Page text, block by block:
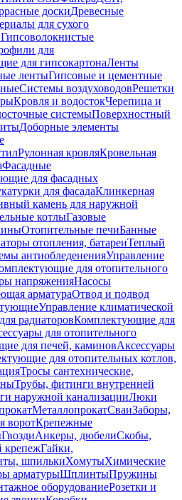
доскиДревесные
для сухого
Гипсоволокнистые
для
для гипсокартонаЛенты
лентыГипсовые и цементные
Системы воздуховодовРешетки
Кровля и водостокЧерепица и
системыПоверхностный
Доборные элементы
Рулонная кровляКровельная
Фасадные
для фасадных
для фасадаКлинкерная
камень для наружной
котлыГазовые
Отопительные печиБанные
отопления, батареиТеплый
антиобледененияУправление
для отопительного
напряженияНасосы
арматураОтвод и подвод
Управление климатической
радиаторовКомплектующие для
для отопительного
для печей, каминовАксессуары
для отопительных котлов,
Тросы сантехнические,
Трубы, фитинги внутренней
наружной канализацииЛюки
МеталлопрокатСваиЗаборы,
воротКрепежные
ГвоздиАнкеры, дюбелиСкобы,
крепежГайки,
шпилькиХомутыХимические
арматурыШплинтыПружины
оборудованиеРозетки и